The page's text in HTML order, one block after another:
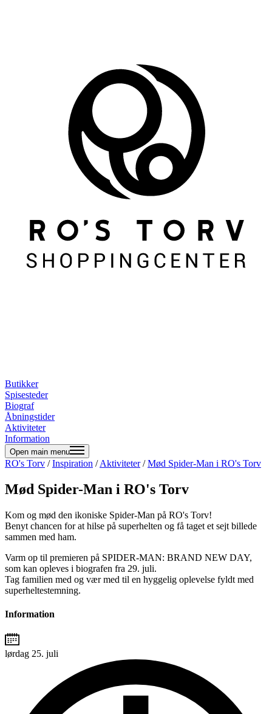
Butikker
Spisesteder
Biograf
Åbningstider
Aktiviteter
Information
Open main menu
RO's Torv /Inspiration /Aktiviteter/Mød Spider-Man i RO's Torv
Mød Spider-Man i RO's Torv
Kom og mød den ikoniske Spider-Man på RO's Torv!
Benyt chancen for at hilse på superhelten og få taget et sejt billede
sammen med ham.
Varm op til premieren på SPIDER-MAN: BRAND NEW DAY,
som kan opleves i biografen fra 29. juli.
Tag familien med og vær med til en hyggelig oplevelse fyldt med
superheltestemning.
Information
lørdag 25. juli